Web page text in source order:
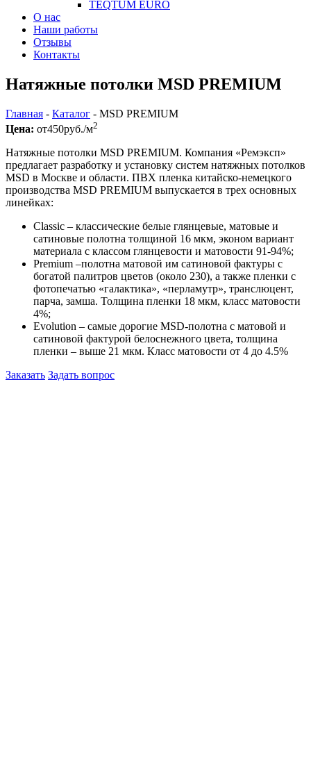
TEQTUM EURO
О нас
Наши работы
Отзывы
Контакты
Натяжные потолки MSD PREMIUM
Главная - Каталог - MSD PREMIUM
Цена: от450руб./м2
Натяжные потолки MSD PREMIUM. Компания «Ремэксп»
предлагает разработку и установку систем натяжных потолков
MSD в Москве и области. ПВХ пленка китайско-немецкого
производства MSD PREMIUM выпускается в трех основных
линейках:
Classic – классические белые глянцевые, матовые и
сатиновые полотна толщиной 16 мкм, эконом вариант
материала с классом глянцевости и матовости 91-94%;
Premium –полотна матовой им сатиновой фактуры с
богатой палитров цветов (около 230), а также пленки с
фотопечатью «галактика», «перламутр», транслюцент,
парча, замша. Толщина пленки 18 мкм, класс матовости
4%;
Evolution – самые дорогие MSD-полотна с матовой и
сатиновой фактурой белоснежного цвета, толщина
пленки – выше 21 мкм. Класс матовости от 4 до 4.5%
Заказать Задать вопрос